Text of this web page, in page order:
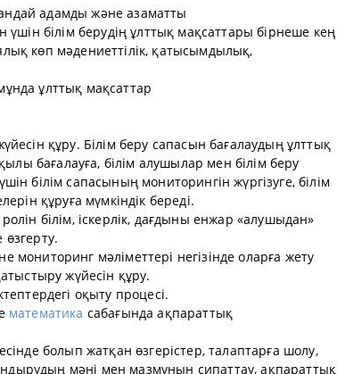
адамды және азаматты
білім берудің ұлттық мақсаттары бірнеше кең
көп мәдениеттілік, қатысымдылық,
ұлттық мақсаттар
құру. Білім беру сапасын бағалаудың ұлттық
бағалауға, білім алушылар мен білім беру
білім сапасының мониторингін жүргізуге, білім
құруға мүмкіндік береді.
білім, іскерлік, дағдыны енжар «алушыдан»
өзгерту.
мониторинг мәліметтері негізінде оларға жету
жүйесін құру.
оқыту процесі.
математика сабағында ақпараттық
болып жатқан өзгерістер, талаптарға шолу,
мәні мен мазмұнын сипаттау, ақпараттық